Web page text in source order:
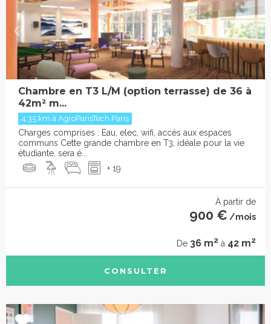
Chambre en T3 L/M (option terrasse) de 36 à
42m² m...
4.35 km à AgroParisTech Paris
Charges comprises : Eau, elec, wifi, accès aux espaces
communs Cette grande chambre en T3, idéale pour la vie
étudiante, sera é...
+ 19
À partir de
900 € /mois
De 36 m2 à 42 m2
CONSULTER